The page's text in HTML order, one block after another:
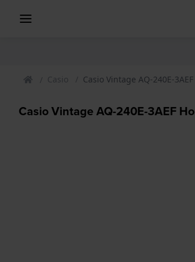
Casio Casio Vintage AQ-240E-
Casio Vintage AQ-240E-3AEF